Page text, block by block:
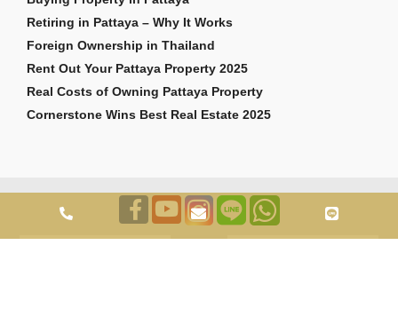
Retiring in Pattaya – Why It Works
Foreign Ownership in Thailand
Rent Out Your Pattaya Property 2025
Real Costs of Owning Pattaya Property
Cornerstone Wins Best Real Estate 2025